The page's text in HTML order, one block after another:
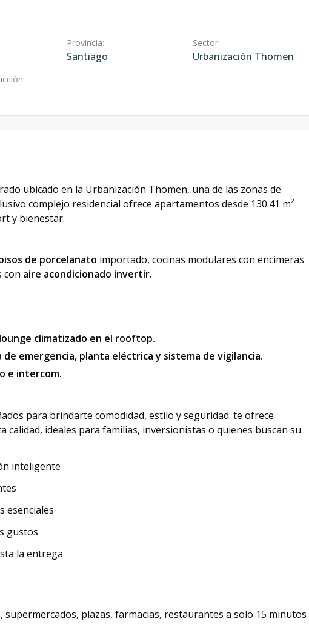
Provincia:
Santiago
Sector:
Urbanización Thomen
:
ubicado en la Urbanización Thomen, una de las zonas de
complejo residencial ofrece apartamentos desde 130.41 m²
y bienestar.
de porcelanato importado, cocinas modulares con encimeras
con aire acondicionado invertir. ​
climatizado en el rooftop.
de emergencia, planta eléctrica y sistema de vigilancia.
e intercom.
para brindarte comodidad, estilo y seguridad. te ofrece
calidad, ideales para familias, inversionistas o quienes buscan su
inteligente
esenciales
gustos
la entrega
supermercados, plazas, farmacias, restaurantes a solo 15 minutos